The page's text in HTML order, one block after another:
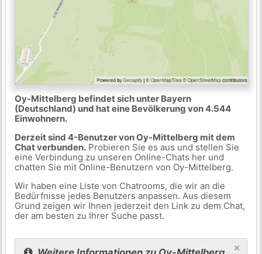
Oy-Mittelberg befindet sich unter Bayern
(Deutschland) und hat eine Bevölkerung von 4.544
Einwohnern.
Derzeit sind 4-Benutzer von Oy-Mittelberg mit dem
Chat verbunden.Probieren Sie es aus und stellen Sie
eine Verbindung zu unseren Online-Chats her und
chatten Sie mit Online-Benutzern von Oy-Mittelberg.
Wir haben eine Liste von Chatrooms, die wir an die
Bedürfnisse jedes Benutzers anpassen. Aus diesem
Grund zeigen wir Ihnen jederzeit den Link zu dem Chat,
der am besten zu Ihrer Suche passt.
×